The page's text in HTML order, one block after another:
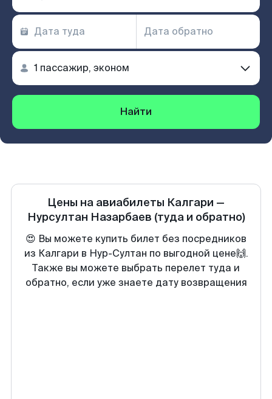
Найти
Цены на авиабилеты Калгари —
Нурсултан Назарбаев (туда и обратно)
😍 Вы можете купить билет без посредников
из Калгари в Нур-Султан по выгодной цене🙌.
Также вы можете выбрать перелет туда и
обратно, если уже знаете дату возвращения